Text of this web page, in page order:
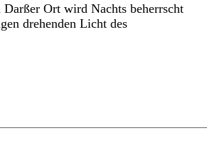
Ort wird Nachts beherrscht
drehenden Licht des